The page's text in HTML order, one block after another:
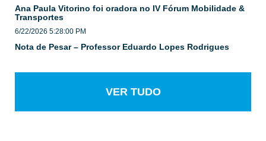
Ana Paula Vitorino foi oradora no IV Fórum Mobilidade &
Transportes
6/22/2026 5:28:00 PM
Nota de Pesar – Professor Eduardo Lopes Rodrigues
VER TUDO